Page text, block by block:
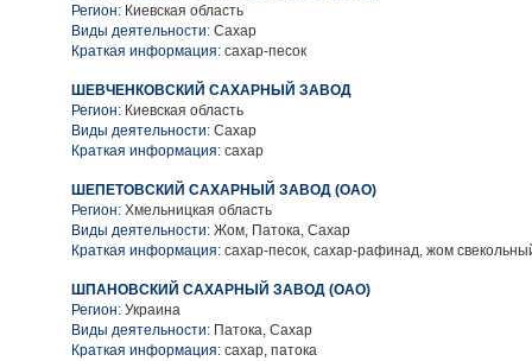
Регион: Киевская область
Виды деятельности: Сахар
Краткая информация: сахар-песок
ШЕВЧЕНКОВСКИЙ САХАРНЫЙ ЗАВОД
Регион: Киевская область
Виды деятельности: Сахар
Краткая информация: сахар
ШЕПЕТОВСКИЙ САХАРНЫЙ ЗАВОД (ОАО)
Регион: Хмельницкая область
Виды деятельности: Жом, Патока, Сахар
Краткая информация: сахар-песок, сахар-рафинад, жом
ШПАНОВСКИЙ САХАРНЫЙ ЗАВОД (ОАО)
Регион: Украина
Виды деятельности: Патока, Сахар
Краткая информация: сахар, патока